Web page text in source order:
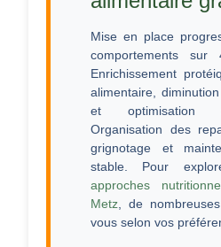
Mise en place
comportements
Enrichissement
alimentaire,
et optimisation
Organisation des
grignotage et
stable. Pour
approches
Metz , de
vous selon vos